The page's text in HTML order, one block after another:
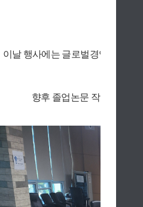
이날 행사에는 글로벌경영학과 임
향후 졸업논문 작성을 준비